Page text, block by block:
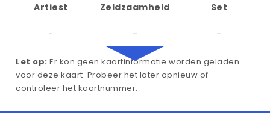
Artiest
-
Zeldzaamheid
-
Set
-
Let op: Er kon geen kaartinformatie worden geladen
voor deze kaart. Probeer het later opnieuw of
controleer het kaartnummer.